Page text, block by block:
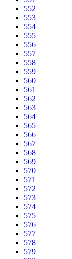
552
553
554
555
556
557
558
559
560
561
562
563
564
565
566
567
568
569
570
571
572
573
574
575
576
577
578
579